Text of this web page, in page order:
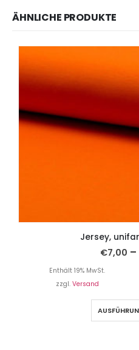
ÄHNLICHE PRODUKTE
Jersey,
€7,00 –
Enthält 19% MwSt.
zzgl. Versand